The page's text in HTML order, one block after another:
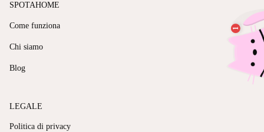
SPOTAHOME
Come funziona
Chi siamo
Blog
LEGALE
Politica di privacy